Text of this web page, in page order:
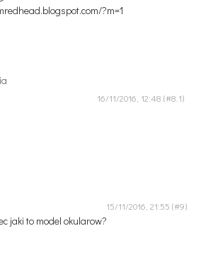
?m=1
16/11/2016, 12:48
15/11/2016, 21:55
jaki to model okularow?